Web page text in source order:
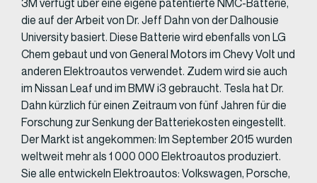
3M verfügt über eine eigene patentierte NMC-Batterie,
die auf der Arbeit von Dr. Jeff Dahn von der Dalhousie
University basiert. Diese Batterie wird ebenfalls von LG
Chem gebaut und von General Motors im Chevy Volt und
anderen Elektroautos verwendet. Zudem wird sie auch
im Nissan Leaf und im BMW i3 gebraucht. Tesla hat Dr.
Dahn kürzlich für einen Zeitraum von fünf Jahren für die
Forschung zur Senkung der Batteriekosten eingestellt.
Der Markt ist angekommen: Im September 2015 wurden
weltweit mehr als 1 000 000 Elektroautos produziert.
Sie alle entwickeln Elektroautos: Volkswagen, Porsche,